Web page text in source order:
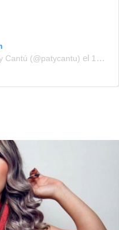
Cantú (@patycantu) el 19 de Feb de 2019 a las 7:58 PST